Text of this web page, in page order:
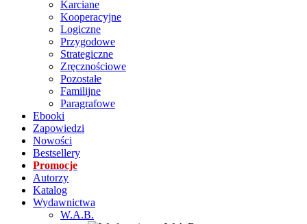
Karciane
Kooperacyjne
Logiczne
Przygodowe
Strategiczne
Zręcznościowe
Pozostałe
Familijne
Paragrafowe
Ebooki
Zapowiedzi
Nowości
Bestsellery
Promocje
Autorzy
Katalog
Wydawnictwa
W.A.B.